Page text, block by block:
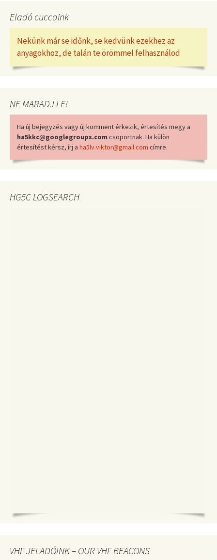
Eladó cuccaink
Nekünk már se időnk, se kedvünk ezekhez az
anyagokhoz, de talán te örömmel felhasználod
NE MARADJ LE!
Ha új bejegyzés vagy új komment érkezik, értesítés megy a
ha5kkc@googlegroups.com csoportnak. Ha külön
értesítést kérsz, írj a ha5lv.viktor@gmail.com címre.
HG5C LOGSEARCH
VHF JELADÓINK – OUR VHF BEACONS